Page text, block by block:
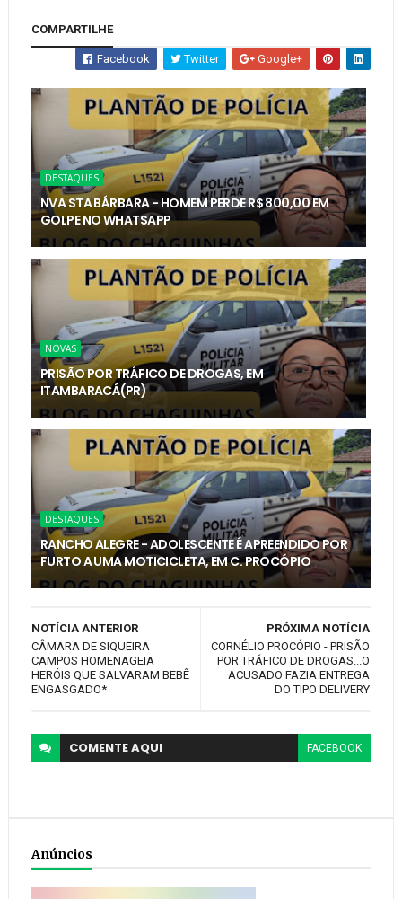
COMPARTILHE
Facebook Twitter Google+
DESTAQUES
NVA STA BÁRBARA - HOMEM PERDE R$ 800,00 EM
GOLPE NO WHATSAPP
NOVAS
PRISÃO POR TRÁFICO DE DROGAS, EM
ITAMBARACÁ(PR)
DESTAQUES
RANCHO ALEGRE - ADOLESCENTE É APREENDIDO POR
FURTO A UMA MOTICICLETA, EM C. PROCÓPIO
PRÓXIMA NOTÍCIA
CORNÉLIO PROCÓPIO - PRISÃO
POR TRÁFICO DE DROGAS...O
ACUSADO FAZIA ENTREGA
DO TIPO DELIVERY
NOTÍCIA ANTERIOR
CÂMARA DE SIQUEIRA
CAMPOS HOMENAGEIA
HERÓIS QUE SALVARAM BEBÊ
ENGASGADO*
COMENTEAQUI FACEBOOK
Anúncios